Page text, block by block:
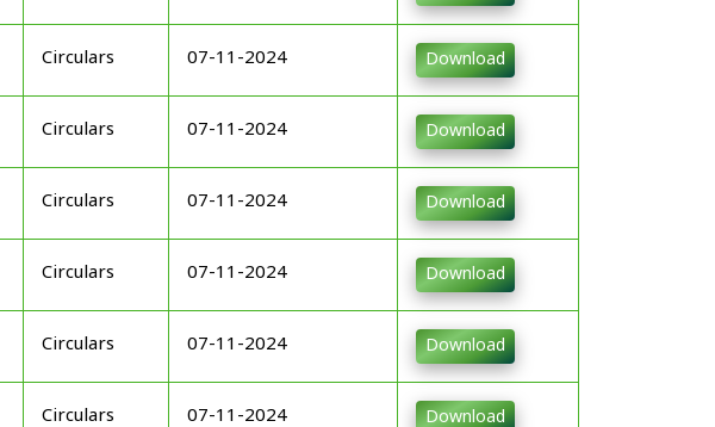
Circulars 07-11-2024 Download
Circulars 07-11-2024 Download
Circulars 07-11-2024 Download
Circulars 07-11-2024 Download
Circulars 07-11-2024 Download
Circulars 07-11-2024 Download